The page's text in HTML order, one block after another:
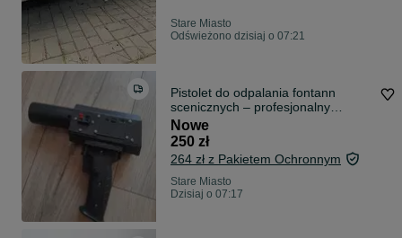
Stare Miasto
Odświeżono dzisiaj o 07:21
Pistolet do odpalania fontann
scenicznych – profesjonalny
iskrownik
Nowe
250 zł
264 zł z Pakietem Ochronnym
Stare Miasto
Dzisiaj o 07:17